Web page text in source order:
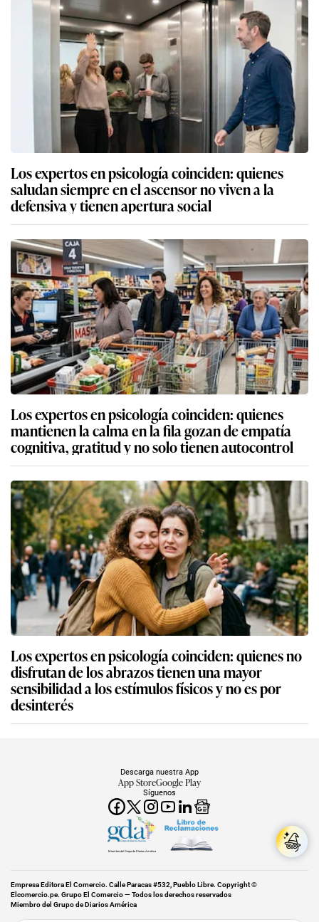
Los expertos en psicología coinciden: quienes
saludan siempre en el ascensor no viven a la
defensiva y tienen apertura social
Los expertos en psicología coinciden: quienes
mantienen la calma en la fila gozan de empatía
cognitiva, gratitud y no solo tienen autocontrol
Los expertos en psicología coinciden: quienes no
disfrutan de los abrazos tienen una mayor
sensibilidad a los estímulos físicos y no es por
desinterés
Síguenos
Descarga nuestra App
App StoreGoogle Play
Miembro del Grupo de Diarios América
Empresa Editora El Comercio. Calle Paracas #532, Pueblo Libre. Copyright ©
Elcomercio.pe. Grupo El Comercio — Todos los derechos reservados
Miembro del Grupo de Diarios América